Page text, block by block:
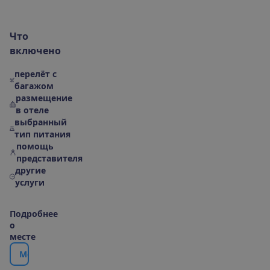
Что
включено
перелёт с
багажом
размещение
в отеле
выбранный
тип питания
помощь
представителя
другие
услуги
Подробнее
о
месте
Ме